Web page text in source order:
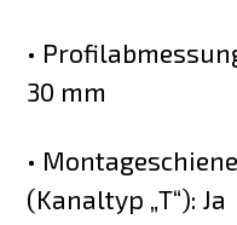
•
30 mm
•
(Kanaltyp „T“): Ja